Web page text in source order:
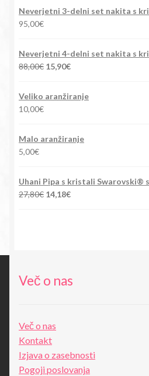
Neverjetni 3-delni set nakita s
95,00€
Neverjetni 4-delni set nakita s
88,00€ Izvirna
15,90€Trenutna
Veliko aranžiranje
10,00€
Malo aranžiranje
5,00€
Uhani Pipa s kristali Swarovski®
27,80€ Izvirna
14,18€Trenutna
Več o nas
Več o nas
Kontakt
Izjava o zasebnosti
Pogoji poslovanja